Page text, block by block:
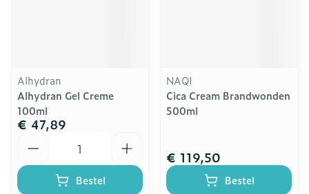
Alhydran
Alhydran Gel Creme
100ml
€ 47,89
Bestel
NAQI
Cica Cream Brandwonden
500ml
€ 119,50
Bestel